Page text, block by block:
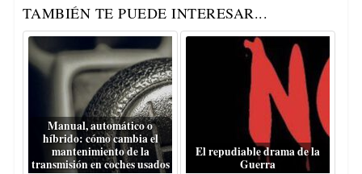
TAMBIÉN TE PUEDE INTERESAR...
Manual, automático o
híbrido: cómo cambia el
mantenimiento de la
transmisión en coches usados
El repudiable drama de la
Guerra